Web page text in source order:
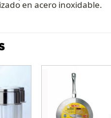
en acero inoxidable.
Añadir
a la